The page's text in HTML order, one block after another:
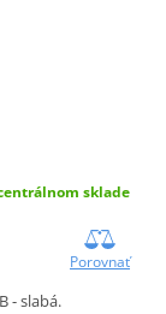
sklade
Porovnať
- slabá.